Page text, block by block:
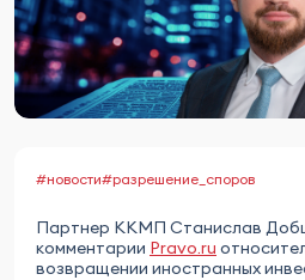
#новости#разрешение_споров
Партнер ККМП Станислав
комментарии Pravo.ru
возвращении иностранных